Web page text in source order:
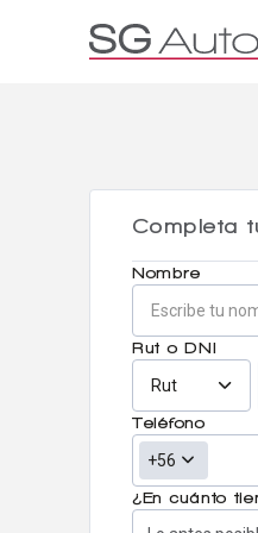
Completa
Nombre
Rut o DNI
Rut
Teléfono
+56
¿En cuánto